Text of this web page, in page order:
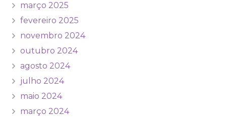
março 2025
fevereiro 2025
novembro 2024
outubro 2024
agosto 2024
julho 2024
maio 2024
março 2024